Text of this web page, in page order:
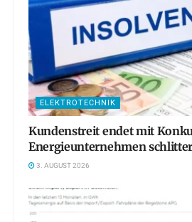
ELEKTROTECHNIK
Kundenstreit endet mit
Energieunternehmen
3. AUGUST 2026